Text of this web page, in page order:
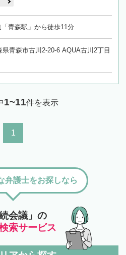
青森駅」から徒歩11分
県青森市古川2-20-6 AQUA古川2丁目
1~11件を表示
1
続会議」の
索サービス
弁護士をお探しなら